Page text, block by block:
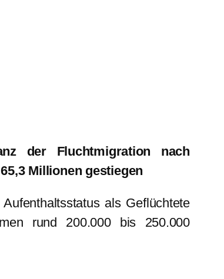
der Fluchtmigration nach
Millionen gestiegen
als Geflüchtete
rund 200.000 bis 250.000